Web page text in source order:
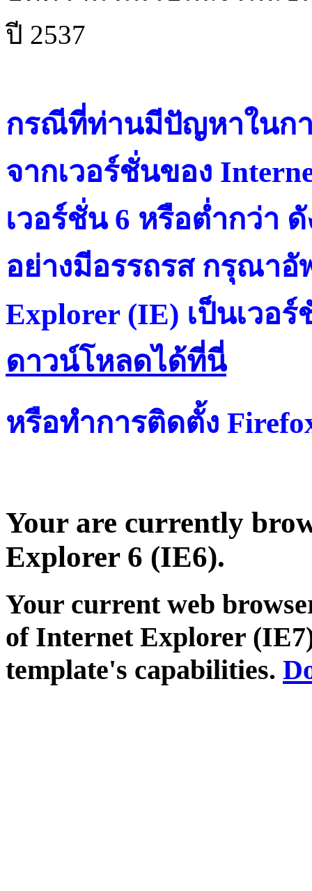
ปี 2537
กรณีที่ท่านมีปัญหาในกา
จากเวอร์ชั่นของ
เวอร์ชั่น 6 หรือต่ำกว่า
อย่างมีอรรถรส กรุณาอั
Explorer (IE) เป็นเวอ
ดาวน์โหลดได้ที่น
หรือทำการติดตั้ง
Your are currently
Explorer 6 (IE6).
Your current web
of Internet Explorer
template's capabilities.